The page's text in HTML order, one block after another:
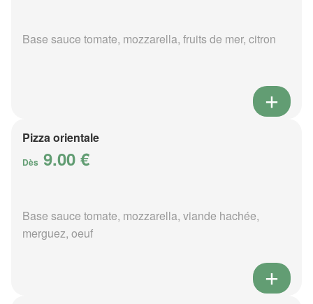
Base sauce tomate, mozzarella, fruits de mer, citron
Pizza orientale
Dès 9.00 €
Base sauce tomate, mozzarella, viande hachée,
merguez, oeuf